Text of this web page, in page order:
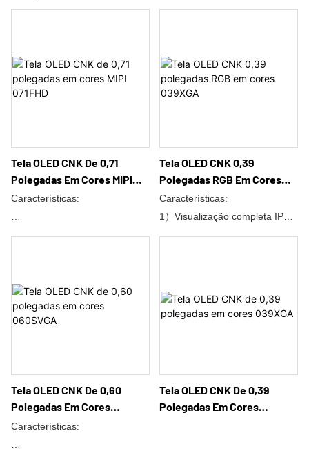
Tela OLED CNK De 0,71
Polegadas Em Cores MIPI
071FHD
Características:
1）Visualização completa IPS
3) Temperatura ultra-ampla
Tela OLED CNK 0,39
Polegadas RGB Em Cores
039XGA
Características:
1）Visualização completa IPS
Tela OLED CNK De 0,60
Polegadas Em Cores
060SVGA
Características:
Tela OLED CNK De 0,39
Polegadas Em Cores